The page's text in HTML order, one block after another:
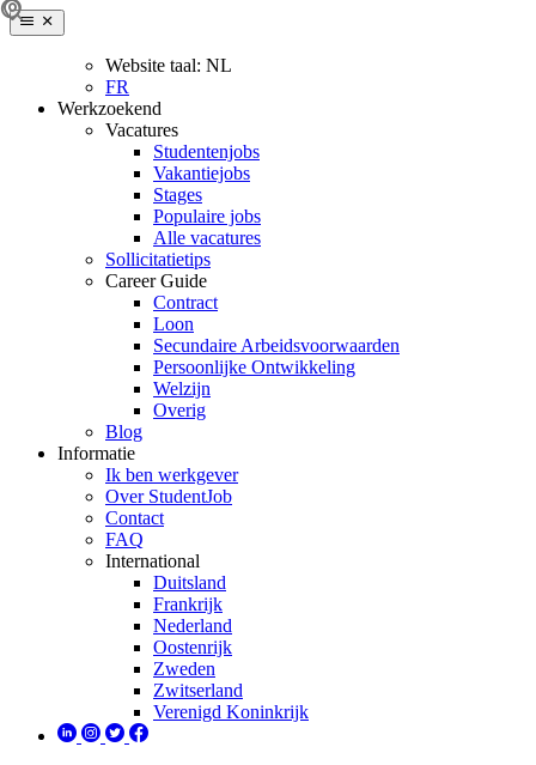
Website taal: NL
FR
Werkzoekend
Vacatures
Studentenjobs
Vakantiejobs
Stages
Populaire jobs
Alle vacatures
Sollicitatietips
Career Guide
Contract
Loon
Secundaire Arbeidsvoorwaarden
Persoonlijke Ontwikkeling
Welzijn
Overig
Blog
Informatie
Ik ben werkgever
Over StudentJob
Contact
FAQ
International
Duitsland
Frankrijk
Nederland
Oostenrijk
Zweden
Zwitserland
Verenigd Koninkrijk